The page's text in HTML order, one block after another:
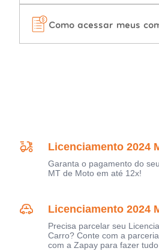
Como acessar meus
Licenciamento 2024
Garanta o pagamento do
MT de Moto em até 12x!
Licenciamento 2024
Precisa parcelar seu
Carro? Conte com a
com a Zapay para fazer